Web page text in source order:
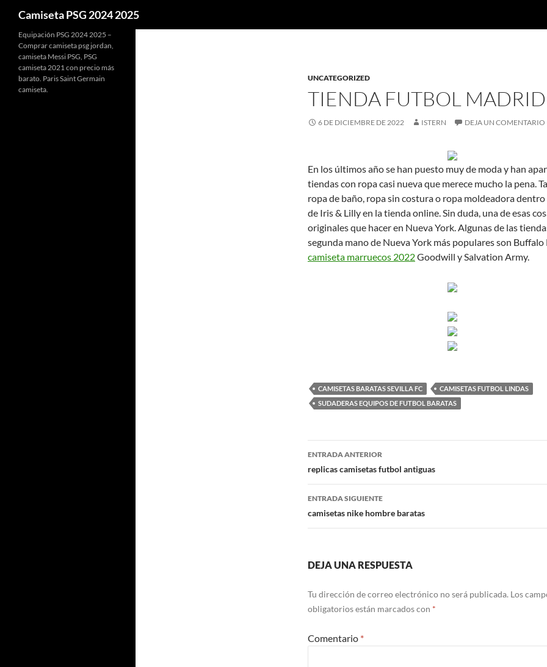
Camiseta PSG 2024 2025
UNCATEGORIZED
TIENDA FUTBOL MADRID
6 DE DICIEMBRE DE 2022 ISTERN DEJA UN COMENTARIO
En los últimos año se han puesto muy de moda y han
tiendas con ropa casi nueva que merece mucho la pena.
ropa de baño, ropa sin costura o ropa moldeadora dentro
de Iris & Lilly en la tienda online. Sin duda, una de esas
originales que hacer en Nueva York. Algunas de las
segunda mano de Nueva York más populares son Buffalo
camiseta marruecos 2022Goodwill y Salvation Army.
CAMISETAS BARATAS SEVILLA FC
CAMISETAS FUTBOL LINDAS
SUDADERAS EQUIPOS DE FUTBOL BARATAS
Navegación
de
entradas
ENTRADA ANTERIOR
replicas camisetas futbol antiguas
ENTRADA SIGUIENTE
camisetas nike hombre baratas
DEJA UNA RESPUESTA
Tu dirección de correo electrónico no será publicada. Los
obligatorios están marcados con *
Comentario *
Equipación PSG 2024 2025 –
Comprar camiseta psg jordan,
camiseta Messi PSG, PSG
camiseta 2021 con precio más
barato. Paris Saint Germain
camiseta.